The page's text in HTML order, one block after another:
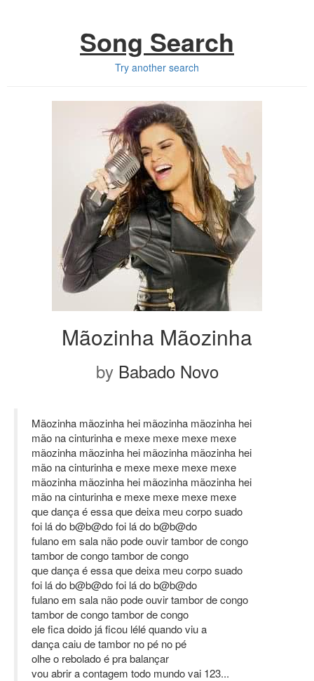
Song Search
Try another search
Mãozinha Mãozinha
by Babado Novo
Mãozinha mãozinha hei mãozinha mãozinha hei
mão na cinturinha e mexe mexe mexe mexe
mãozinha mãozinha hei mãozinha mãozinha hei
mão na cinturinha e mexe mexe mexe mexe
mãozinha mãozinha hei mãozinha mãozinha hei
mão na cinturinha e mexe mexe mexe mexe
que dança é essa que deixa meu corpo suado
foi lá do b@b@do foi lá do b@b@do
fulano em sala não pode ouvir tambor de congo
tambor de congo tambor de congo
que dança é essa que deixa meu corpo suado
foi lá do b@b@do foi lá do b@b@do
fulano em sala não pode ouvir tambor de congo
tambor de congo tambor de congo
ele fica doido já ficou lélé quando viu a
dança caiu de tambor no pé no pé
olhe o rebolado é pra balançar
vou abrir a contagem todo mundo vai 123...